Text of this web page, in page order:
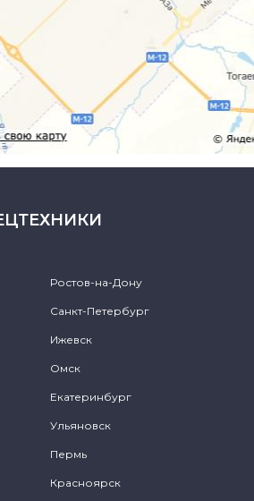
Ростов-на-Дону
Санкт-Петербург
Ижевск
Омск
Екатеринбург
Ульяновск
Пермь
Красноярск